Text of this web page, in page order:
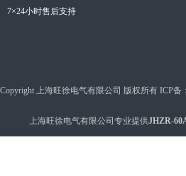
7×24小时售后支持
Copyright 上海旺徐电气有限公司 版权所有 ICP备：
上海旺徐电气有限公司专业提供JHZR-